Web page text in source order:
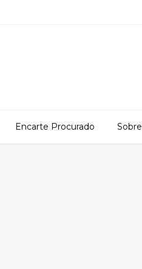
Encarte Procurado Sobre